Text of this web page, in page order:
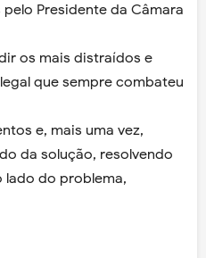
Presidente da Câmara
os mais distraídos e
que sempre combateu
e, mais uma vez,
da solução, resolvendo
lado do problema,